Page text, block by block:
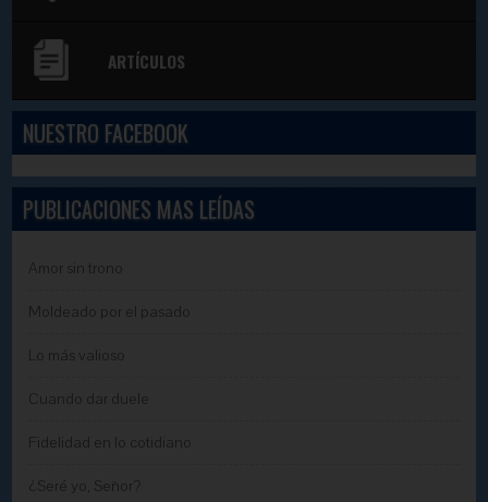
ARTÍCULOS
NUESTRO FACEBOOK
PUBLICACIONES MAS LEÍDAS
Amor sin trono
Moldeado por el pasado
Lo más valioso
Cuando dar duele
Fidelidad en lo cotidiano
¿Seré yo, Señor?